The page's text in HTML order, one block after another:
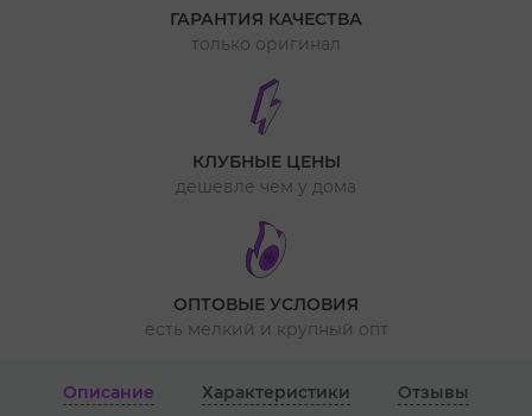
ГАРАНТИЯ КАЧЕСТВА
только оригинал
КЛУБНЫЕ ЦЕНЫ
дешевле чем у дома
ОПТОВЫЕ УСЛОВИЯ
есть мелкий и крупный опт
Описание Характеристики
Отзывы